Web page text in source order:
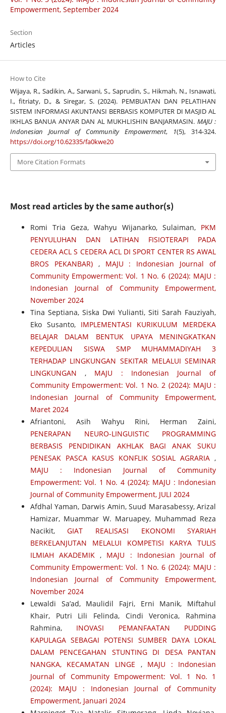
Empowerment, September 2024
Section
Articles
How to Cite
Wijaya, R., Sadikin, A., Sarwani, S., Saprudin, S., Hikmah, N., Isnawati,
I., fitriaty, D., & Siregar, S. (2024). PEMBUATAN DAN PELATIHAN
SISTEM INFORMASI AKUNTANSI BERBASIS KOMPUTER DI MASJID AL
IKHLAS BANUA ANYAR DAN AL MUKHLISHIN BANJARMASIN. MAJU :
Indonesian Journal of Community Empowerment, 1(5), 314-324.
https://doi.org/10.62335/fa0kwe20
More Citation Formats
Most read articles by the same author(s)
Romi Tria Geza, Wahyu Wijanarko, Sulaiman, PKM
PENYULUHAN DAN LATIHAN FISIOTERAPI PADA
CEDERA ACL S CEDERA ACL DI SPORT CENTER RS AWAL
BROS PEKANBAR) , MAJU : Indonesian Journal of
Community Empowerment: Vol. 1 No. 6 (2024): MAJU :
Indonesian Journal of Community Empowerment,
November 2024
Tina Septiana, Siska Dwi Yulianti, Siti Sarah Fauziyah,
Eko Susanto, IMPLEMENTASI KURIKULUM MERDEKA
BELAJAR DALAM BENTUK UPAYA MENINGKATKAN
KEPEDULIAN SISWA SMP MUHAMMADIYAH 3
TERHADAP LINGKUNGAN SEKITAR MELALUI SEMINAR
LINGKUNGAN , MAJU : Indonesian Journal of
Community Empowerment: Vol. 1 No. 2 (2024): MAJU :
Indonesian Journal of Community Empowerment,
Maret 2024
Afriantoni, Asih Wahyu Rini, Herman Zaini,
PENERAPAN NEURO-LINGUISTIC PROGRAMMING
BERBASIS PENDIDIKAN AKHLAK BAGI ANAK SUKU
PENESAK PASCA KASUS KONFLIK SOSIAL AGRARIA ,
MAJU : Indonesian Journal of Community
Empowerment: Vol. 1 No. 4 (2024): MAJU : Indonesian
Journal of Community Empowerment, JULI 2024
Afdhal Yaman, Darwis Amin, Suud Marasabessy, Arizal
Hamizar, Muammar W. Maruapey, Muhammad Reza
Nacikit,GIAT REALISASI EKONOMI SYARIAH
BERKELANJUTAN MELALUI KOMPETISI KARYA TULIS
ILMIAH AKADEMIK , MAJU : Indonesian Journal of
Community Empowerment: Vol. 1 No. 6 (2024): MAJU :
Indonesian Journal of Community Empowerment,
November 2024
Lewaldi Sa’ad, Maulidil Fajri, Erni Manik, Miftahul
Khair, Putri Lili Felinda, Cindi Veronica, Rahmina
Rahmina, INOVASI PEMANFAATAN PUDDING
KAPULAGA SEBAGAI POTENSI SUMBER DAYA LOKAL
DALAM PENCEGAHAN STUNTING DI DESA PANTAN
NANGKA, KECAMATAN LINGE , MAJU : Indonesian
Journal of Community Empowerment: Vol. 1 No. 1
(2024): MAJU : Indonesian Journal of Community
Empowerment, Januari 2024